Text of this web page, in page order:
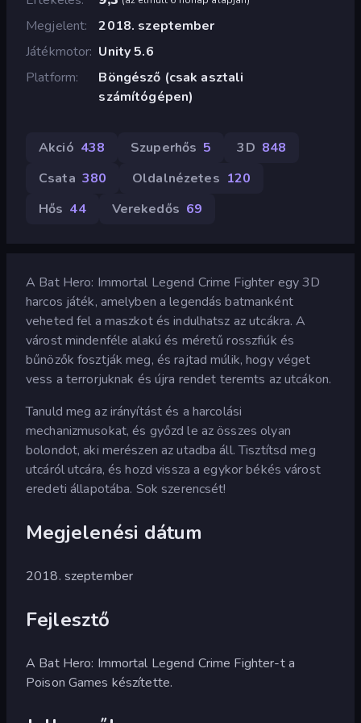
Megjelent
2018. szeptember
Játékmotor Unity 5.6
Platform
Böngésző (csak asztali
számítógépen)
Akció 438 Szuperhős 5 3D 848
Csata 380 Oldalnézetes 120
Hős 44 Verekedős 69
A Bat Hero: Immortal Legend Crime Fighter egy 3D
harcos játék, amelyben a legendás batmanként
veheted fel a maszkot és indulhatsz az utcákra. A
várost mindenféle alakú és méretű rosszfiúk és
bűnözők fosztják meg, és rajtad múlik, hogy véget
vess a terrorjuknak és újra rendet teremts az utcákon.
Tanuld meg az irányítást és a harcolási
mechanizmusokat, és győzd le az összes olyan
bolondot, aki merészen az utadba áll. Tisztítsd meg
utcáról utcára, és hozd vissza a egykor békés várost
eredeti állapotába. Sok szerencsét!
Megjelenési dátum
2018. szeptember
Fejlesztő
A Bat Hero: Immortal Legend Crime Fighter-t a
Poison Games készítette.